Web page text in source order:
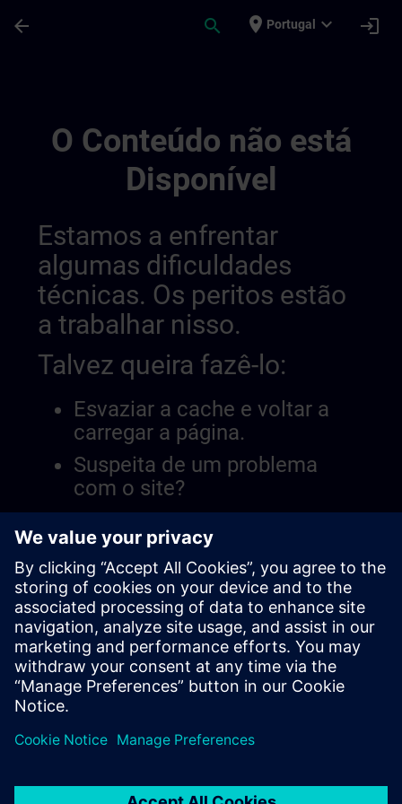
arrow_back search place Portugal expand_more login
O Conteúdo não está
Disponível
Estamos a enfrentar
algumas dificuldades
técnicas. Os peritos estão
a trabalhar nisso.
Talvez queira fazê-lo:
Esvaziar a cache e voltar a
carregar a página.
Suspeita de um problema
com o site?
Relatar a questão